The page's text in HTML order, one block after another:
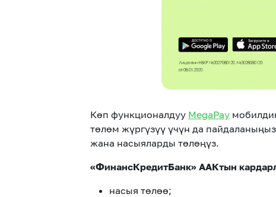
Көп функционалдуу MegaPay
төлөм жүргүзүү үчүн да
жана насыяларды төлөңүз.
«ФинансКредитБанк» ААКтын
насыя төлөө;